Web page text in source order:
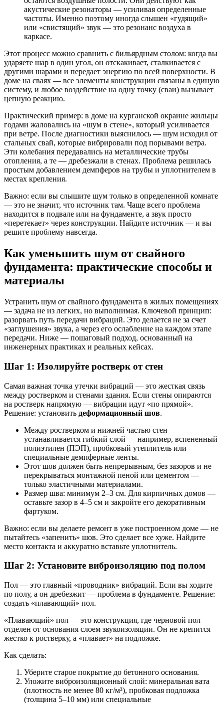
акустические резонаторы — усиливая определенные
частоты. Именно поэтому иногда слышен «гудящий»
или «свистящий» звук — это резонанс воздуха в
каркасе.
Этот процесс можно сравнить с бильярдным столом: когда вы
ударяете шар в один угол, он отскакивает, сталкивается с
другими шарами и передает энергию по всей поверхности. В
доме на сваях — все элементы конструкции связаны в единую
систему, и любое воздействие на одну точку (сваи) вызывает
цепную реакцию.
Практический пример: в доме на курганской окраине жильцы
годами жаловались на «шум в стене», который усиливается
при ветре. После диагностики выяснилось — шум исходил от
стальных свай, которые вибрировали под порывами ветра.
Эти колебания передавались на металлические трубы
отопления, а те — дребезжали в стенах. Проблема решилась
простым добавлением демпферов на трубы и уплотнителем в
местах крепления.
Важно: если вы слышите шум только в определенной комнате
— это не значит, что источник там. Чаще всего проблема
находится в подвале или на фундаменте, а звук просто
«перетекает» через конструкции. Найдите источник — и вы
решите проблему навсегда.
Как уменьшить шум от свайного
фундамента: практические способы и
материалы
Устранить шум от свайного фундамента в жилых помещениях
— задача не из легких, но выполнимая. Ключевой принцип:
разорвать путь передачи вибраций. Это делается не за счет
«заглушения» звука, а через его ослабление на каждом этапе
передачи. Ниже — пошаговый подход, основанный на
инженерных практиках и реальных кейсах.
Шаг 1: Изолируйте ростверк от стен
Самая важная точка утечки вибраций — это жесткая связь
между ростверком и стенами здания. Если стены опираются
на ростверк напрямую — вибрации идут «по прямой».
Решение: установить деформационный шов.
Между ростверком и нижней частью стен
устанавливается гибкий слой — например, вспененный
полиэтилен (ПЭП), пробковый утеплитель или
специальные демпферные ленты.
Этот шов должен быть непрерывным, без зазоров и не
перекрываться монтажной пеной или цементом —
только эластичными материалами.
Размер шва: минимум 2–3 см. Для кирпичных домов —
оставьте зазор в 4–5 см и закройте его декоративным
фартуком.
Важно: если вы делаете ремонт в уже построенном доме — не
пытайтесь «запенить» шов. Это сделает все хуже. Найдите
место контакта и аккуратно вставьте уплотнитель.
Шаг 2: Установите виброизоляцию под полом
Пол — это главный «проводник» вибраций. Если вы ходите
по полу, а он дребезжит — проблема в фундаменте. Решение:
создать «плавающий» пол.
«Плавающий» пол — это конструкция, где черновой пол
отделен от основания слоем звукоизоляции. Он не крепится
жестко к ростверку, а «плавает» на подложке.
Как сделать:
Уберите старое покрытие до бетонного основания.
Уложите виброизоляционный слой: минеральная вата
(плотность не менее 80 кг/м³), пробковая подложка
(толщина 5–10 мм) или специальные